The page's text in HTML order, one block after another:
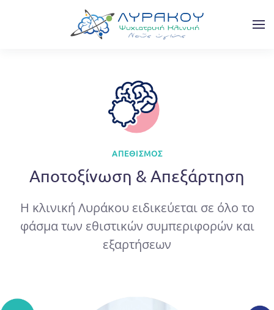
Skip to main content
ΑΠΕΘΙΣΜΌΣ
Αποτοξίνωση & Απεξάρτηση
Η κλινική Λυράκου ειδικεύεται σε όλο το
φάσμα των εθιστικών συμπεριφορών και
εξαρτήσεων